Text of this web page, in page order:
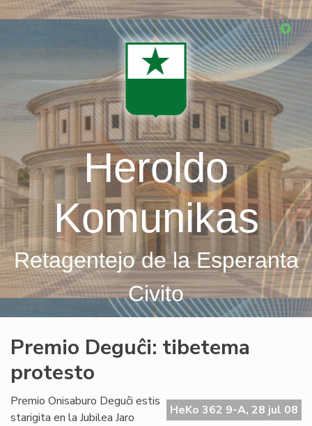
Skip
Heroldo
Komunikas
Retagentejo de la Esperanta
Civito
Premio Deguĉi: tibetema
protesto
HeKo 362 9-A, 28 jul 08
Premio Onisaburo Deguĉi estis
starigita en la Jubilea Jaro